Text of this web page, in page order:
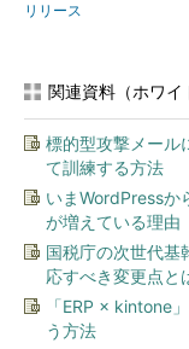
リリース
関連資料（ホワイ
標的型攻撃メール
て訓練する方法
いまWordPressか
が増えている理由
国税庁の次世代基
応すべき変更点と
「ERP × kintone
う方法